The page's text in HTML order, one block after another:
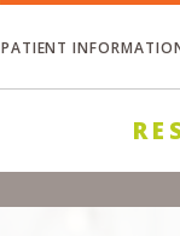
PATIENT